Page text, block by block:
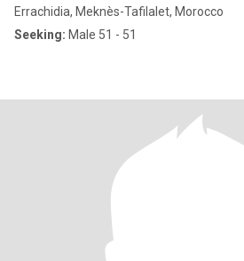
Errachidia, Meknès-Tafilalet, Morocco
Seeking: Male 51 - 51